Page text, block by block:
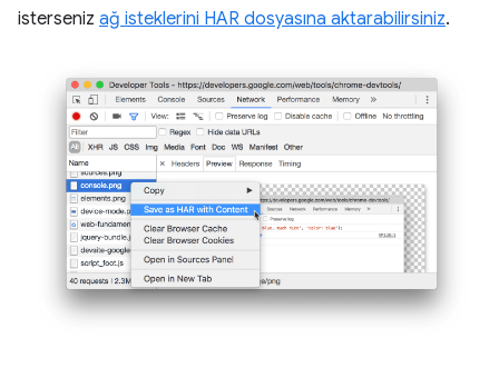
isterseniz ağ isteklerini HAR dosyasına aktarabilirsiniz.